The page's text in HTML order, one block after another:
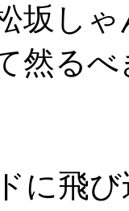
坂し
然る
に飛